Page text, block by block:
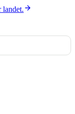
landet.